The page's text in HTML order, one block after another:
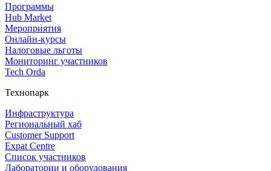
Программы
Hub Market
Мероприятия
Онлайн‑курсы
Налоговые льготы
Мониторинг участников
Tech Orda
Технопарк
Инфраструктура
Региональный хаб
Customer Support
Expat Centre
Список участников
Лаборатории и оборудования